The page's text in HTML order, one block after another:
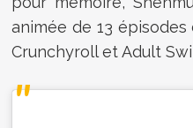
animée de 13
Crunchyroll et Adult